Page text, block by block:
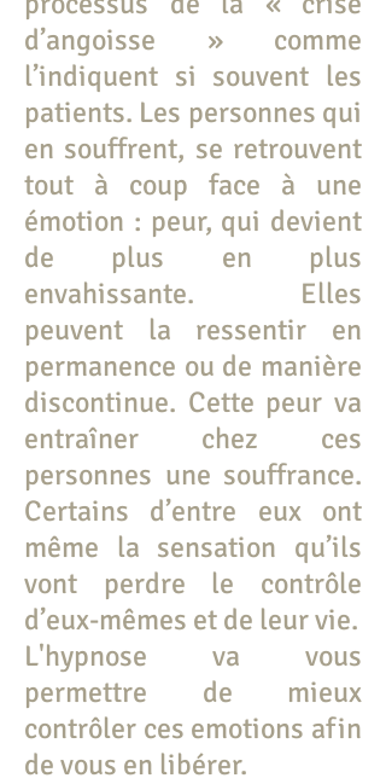
d’angoisse » comme
l’indiquent si souvent les
patients. Les personnes qui
en souffrent, se retrouvent
tout à coup face à une
émotion : peur, qui devient
de plus en plus
envahissante. Elles
peuvent la ressentir en
permanence ou de manière
discontinue. Cette peur va
entraîner chez ces
personnes une souffrance.
Certains d’entre eux ont
même la sensation qu’ils
vont perdre le contrôle
d’eux-mêmes et de leur vie.
L'hypnose va vous
permettre de mieux
contrôler ces emotions afin
de vous en libérer.